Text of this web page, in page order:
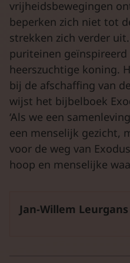
vrijheidsbewegingen
beperken zich niet tot
strekken zich verder
puriteinen
heerszuchtige koning.
bij de afschaffing van
wijst het bijbelboek
‘Als we een
een menselijk gezicht,
voor de weg van
hoop en menselijke
Jan-Willem Leurgans